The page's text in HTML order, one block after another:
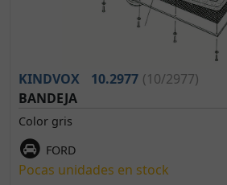
KINDVOX 10.2977 (10/2977)
BANDEJA
Color gris
FORD
Pocas unidades en stock